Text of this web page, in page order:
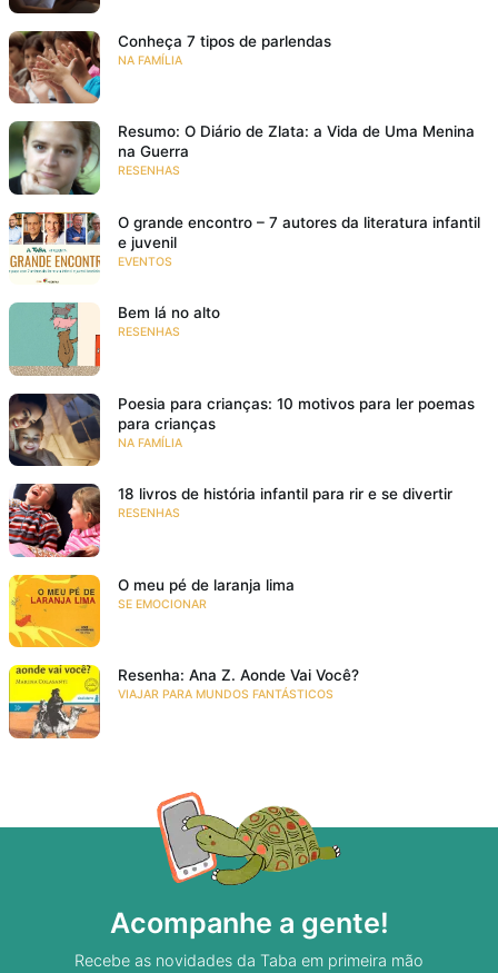
Conheça 7 tipos de parlendas
NA FAMÍLIA
Resumo: O Diário de Zlata: a Vida de Uma Menina
na Guerra
RESENHAS
O grande encontro – 7 autores da literatura infantil
e juvenil
EVENTOS
Bem lá no alto
RESENHAS
Poesia para crianças: 10 motivos para ler poemas
para crianças
NA FAMÍLIA
18 livros de história infantil para rir e se divertir
RESENHAS
O meu pé de laranja lima
SE EMOCIONAR
Resenha: Ana Z. Aonde Vai Você?
VIAJAR PARA MUNDOS FANTÁSTICOS
Acompanhe a gente!
Recebe as novidades da Taba em primeira mão